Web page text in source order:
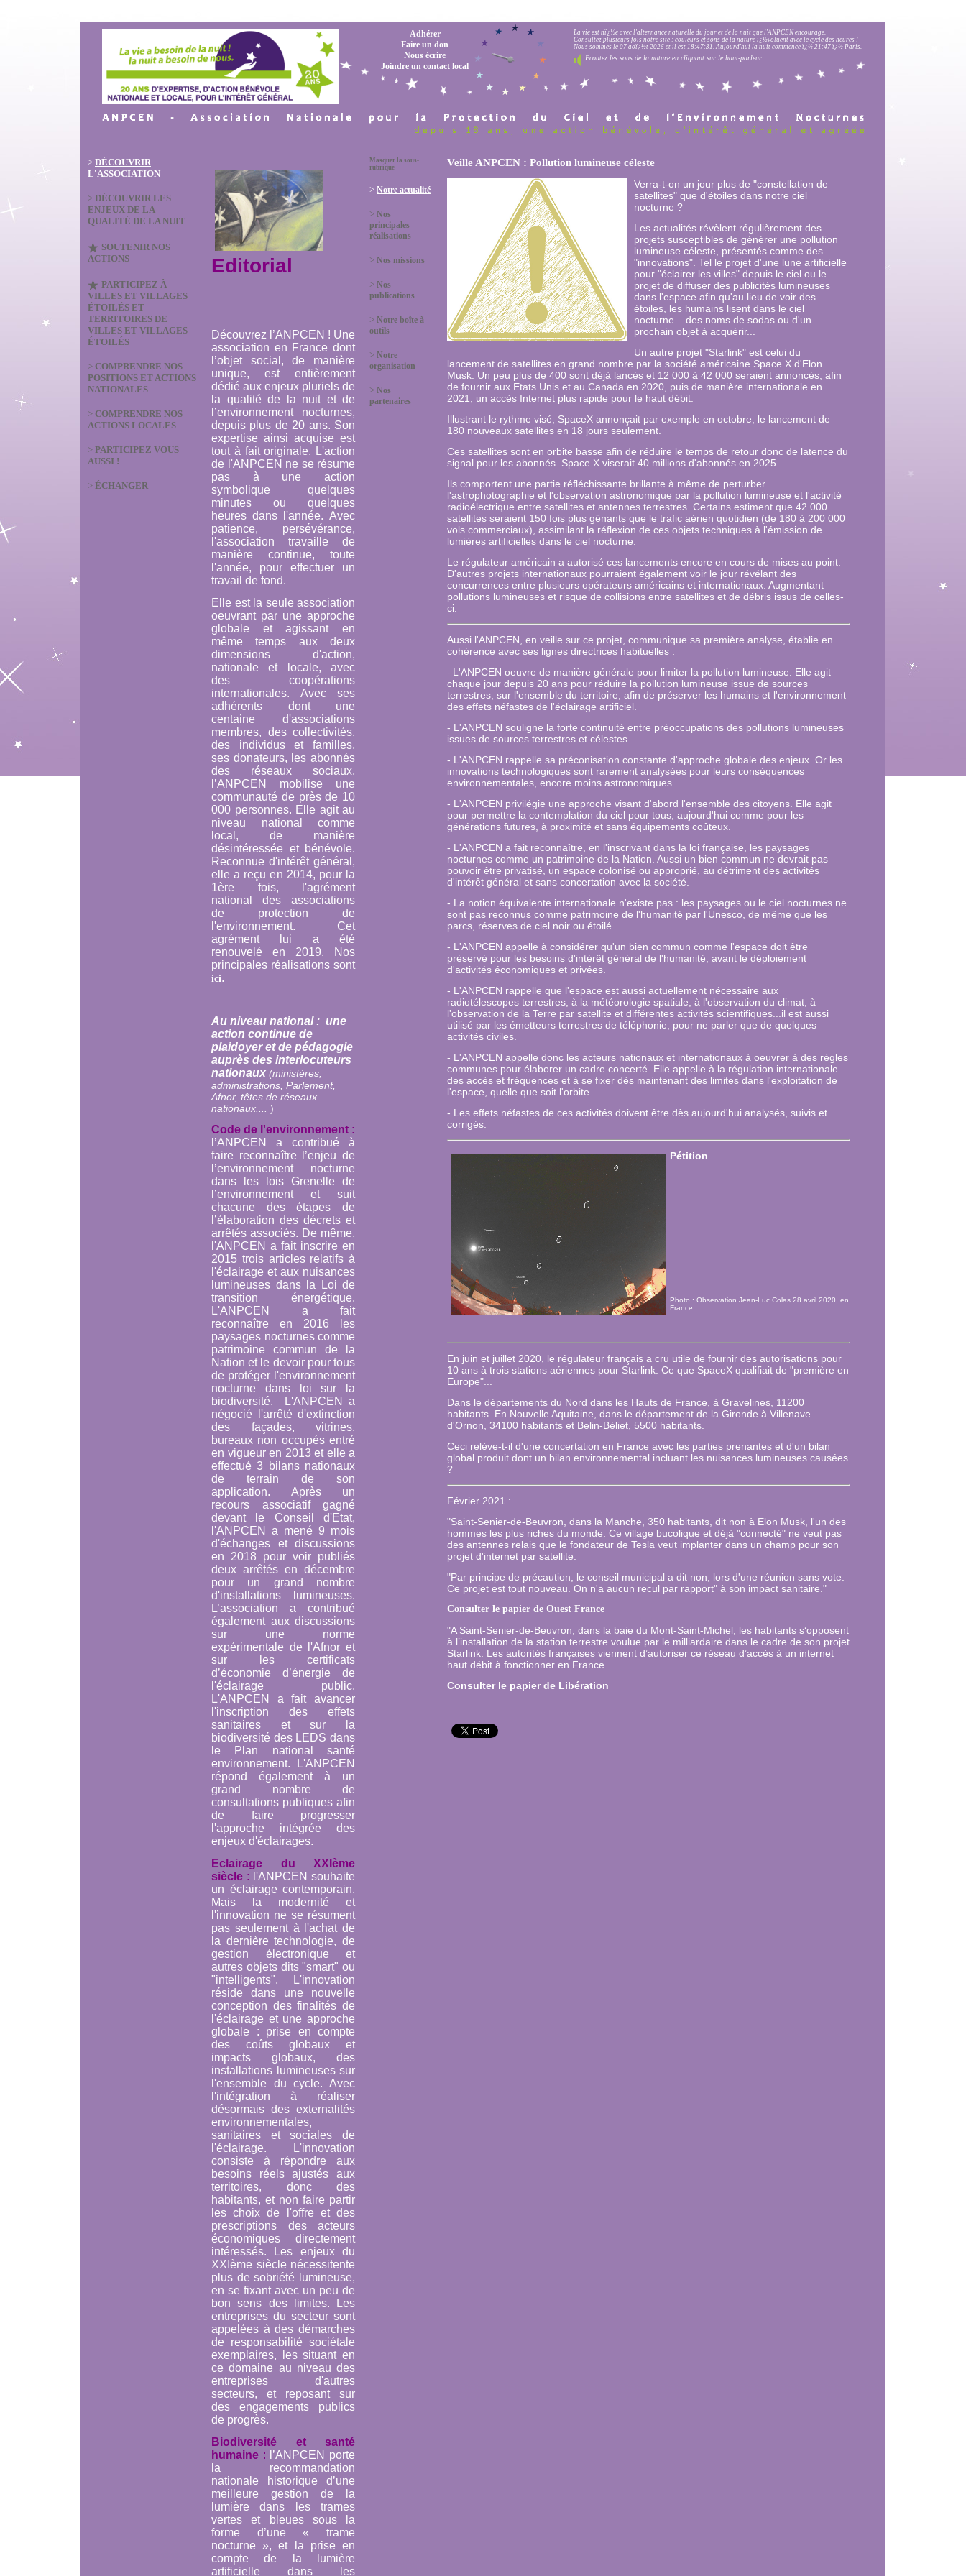
Adhérer
Faire un don
Nous écrire
Joindre un contact local
La vie est nï¿½e avec l'alternance naturelle du jour et de la nuit que l'ANPCEN encourage.
Consultez plusieurs fois notre site : couleurs et sons de la nature ï¿½voluent avec le cycle des heures !
Nous sommes le 07 aoï¿½t 2026 et il est 18:47:32.Aujourd'hui la nuit commence ï¿½ 21:47 ï¿½ Paris.
Ecoutez les sons de la nature en cliquant sur le haut-parleur
> DÉCOUVRIR
L'ASSOCIATION
> DÉCOUVRIR LES
ENJEUX DE LA
QUALITÉ DE LA NUIT
SOUTENIR NOS
ACTIONS
PARTICIPEZ À
VILLES ET VILLAGES
ÉTOILÉS ET
TERRITOIRES DE
VILLES ET VILLAGES
ÉTOILÉS
> COMPRENDRE NOS
POSITIONS ET ACTIONS
NATIONALES
> COMPRENDRE NOS
ACTIONS LOCALES
> PARTICIPEZ VOUS
AUSSI !
> ÉCHANGER
Editorial
Découvrez l’ANPCEN ! Une
association en France dont
l’objet social, de manière
unique, est entièrement
dédié aux enjeux pluriels de
la qualité de la nuit et de
l’environnement nocturnes,
depuis plus de 20 ans. Son
expertise ainsi acquise est
tout à fait originale. L'action
de l'ANPCEN ne se résume
pas à une action
symbolique quelques
minutes ou quelques
heures dans l'année. Avec
patience, persévérance,
l'association travaille de
manière continue, toute
l'année, pour effectuer un
travail de fond.
Elle est la seule association
oeuvrant par une approche
globale et agissant en
même temps aux deux
dimensions d'action,
nationale et locale, avec
des coopérations
internationales. Avec ses
adhérents dont une
centaine d'associations
membres, des collectivités,
des individus et familles,
ses donateurs, les abonnés
des réseaux sociaux,
l’ANPCEN mobilise une
communauté de près de 10
000 personnes. Elle agit au
niveau national comme
local, de manière
désintéressée et bénévole.
Reconnue d'intérêt général,
elle a reçu en 2014, pour la
1ère fois, l'agrément
national des associations
de protection de
l'environnement. Cet
agrément lui a été
renouvelé en 2019. Nos
principales réalisations sont
ici.
Au niveau national : une
action continue de
plaidoyer et de pédagogie
auprès des interlocuteurs
nationaux (ministères,
administrations, Parlement,
Afnor, têtes de réseaux
nationaux....
)
Code de l'environnement :
l’ANPCEN a contribué à
faire reconnaître l’enjeu de
l’environnement nocturne
dans les lois Grenelle de
l’environnement et suit
chacune des étapes de
l’élaboration des décrets et
arrêtés associés. De même,
l'ANPCEN a fait inscrire en
2015 trois articles relatifs à
l'éclairage et aux nuisances
lumineuses dans la Loi de
transition énergétique.
L'ANPCEN a fait
reconnaître en 2016 les
paysages nocturnes comme
patrimoine commun de la
Nation et le devoir pour tous
de protéger l'environnement
nocturne dans loi sur la
biodiversité.
L'ANPCEN a
négocié l'arrêté d'extinction
des façades, vitrines,
bureaux non occupés entré
en vigueur en 2013 et elle a
effectué 3 bilans nationaux
de terrain de son
application. Après un
recours associatif gagné
devant le Conseil d'Etat,
l'ANPCEN a mené 9 mois
d'échanges et discussions
en 2018 pour voir publiés
deux arrêtés en décembre
pour un grand nombre
d'installations lumineuses.
L’association a contribué
également aux discussions
sur une norme
expérimentale de l'Afnor et
sur les certificats
d’économie d’énergie de
l'éclairage public.
L'ANPCEN a fait avancer
l'inscription des effets
sanitaires et sur la
biodiversité des LEDS dans
le Plan national santé
environnement. L'ANPCEN
répond également à un
grand nombre de
consultations publiques afin
de faire progresser
l'approche intégrée des
enjeux d'éclairages.
Eclairage du XXIème
siècle : l'ANPCEN souhaite
un éclairage contemporain.
Mais la modernité et
l'innovation ne se résument
pas seulement à l'achat de
la dernière technologie, de
gestion électronique et
autres objets dits "smart" ou
"intelligents". L'innovation
réside dans une nouvelle
conception des finalités de
l'éclairage et une approche
globale : prise en compte
des coûts globaux et
impacts globaux, des
installations lumineuses sur
l'ensemble du cycle. Avec
l'intégration à réaliser
désormais des externalités
environnementales,
sanitaires et sociales de
l'éclairage. L'innovation
consiste à répondre aux
besoins réels ajustés aux
territoires, donc des
habitants, et non faire partir
les choix de l'offre et des
prescriptions des acteurs
économiques directement
intéressés. Les enjeux du
XXIème siècle nécessitente
plus de sobriété lumineuse,
en se fixant avec un peu de
bon sens des limites. Les
entreprises du secteur sont
appelées à des démarches
de responsabilité sociétale
exemplaires, les situant en
ce domaine au niveau des
entreprises d'autres
secteurs, et reposant sur
des engagements publics
de progrès.
Biodiversité et santé
humaine : l’ANPCEN porte
la recommandation
nationale historique d’une
meilleure gestion de la
lumière dans les trames
vertes et bleues sous la
forme d’une « trame
nocturne », et la prise en
compte de la lumière
artificielle dans les
Masquer la sous-
rubrique
> Notre actualité
> Nos
principales
réalisations
> Nos missions
> Nos
publications
> Notre boîte à
outils
> Notre
organisation
> Nos
partenaires
Veille ANPCEN : Pollution lumineuse céleste
Verra-t-on un jour plus de "constellation de
satellites" que d'étoiles dans notre ciel
nocturne ?
Les actualités révèlent régulièrement des
projets susceptibles de générer une pollution
lumineuse céleste, présentés comme des
"innovations". Tel le projet d'une lune artificielle
pour "éclairer les villes" depuis le ciel ou le
projet de diffuser des publicités lumineuses
dans l'espace afin qu'au lieu de voir des
étoiles, les humains lisent dans le ciel
nocturne... des noms de sodas ou d'un
prochain objet à acquérir...
Un autre projet "Starlink" est celui du
lancement de satellites en grand nombre par la société américaine Space X d'Elon
Musk. Un peu plus de 400 sont déjà lancés et 12 000 à 42 000 seraient annoncés, afin
de fournir aux Etats Unis et au Canada en 2020, puis de manière internationale en
2021, un accès Internet plus rapide pour le haut débit.
Illustrant le rythme visé, SpaceX annonçait par exemple en octobre, le lancement de
180 nouveaux satellites en 18 jours seulement.
Ces satellites sont en orbite basse afin de réduire le temps de retour donc de latence du
signal pour les abonnés. Space X viserait 40 millions d'abonnés en 2025.
Ils comportent une partie réfléchissante brillante à même de perturber
l'astrophotographie et l'observation astronomique par la pollution lumineuse et l'activité
radioélectrique entre satellites et antennes terrestres. Certains estiment que 42 000
satellites seraient 150 fois plus gênants que le trafic aérien quotidien (de 180 à 200 000
vols commerciaux), assimilant la réflexion de ces objets techniques à l'émission de
lumières artificielles dans le ciel nocturne.
Le régulateur américain a autorisé ces lancements encore en cours de mises au point.
D'autres projets internationaux pourraient également voir le jour révélant des
concurrences entre plusieurs opérateurs américains et internationaux. Augmentant
pollutions lumineuses et risque de collisions entre satellites et de débris issus de celles-
ci.
Aussi l'ANPCEN, en veille sur ce projet, communique sa première analyse, établie en
cohérence avec ses lignes directrices habituelles :
- L'ANPCEN oeuvre de manière générale pour limiter la pollution lumineuse. Elle agit
chaque jour depuis 20 ans pour réduire la pollution lumineuse issue de sources
terrestres, sur l'ensemble du territoire, afin de préserver les humains et l'environnement
des effets néfastes de l'éclairage artificiel.
- L'ANPCEN souligne la forte continuité entre préoccupations des pollutions lumineuses
issues de sources terrestres et célestes.
- L'ANPCEN rappelle sa préconisation constante d'approche globale des enjeux. Or les
innovations technologiques sont rarement analysées pour leurs conséquences
environnementales, encore moins astronomiques.
- L'ANPCEN privilégie une approche visant d'abord l'ensemble des citoyens. Elle agit
pour permettre la contemplation du ciel pour tous, aujourd'hui comme pour les
générations futures, à proximité et sans équipements coûteux.
- L'ANPCEN a fait reconnaître, en l'inscrivant dans la loi française, les paysages
nocturnes comme un patrimoine de la Nation. Aussi un bien commun ne devrait pas
pouvoir être privatisé, un espace colonisé ou approprié, au détriment des activités
d'intérêt général et sans concertation avec la société.
- La notion équivalente internationale n'existe pas : les paysages ou le ciel nocturnes ne
sont pas reconnus comme patrimoine de l'humanité par l'Unesco, de même que les
parcs, réserves de ciel noir ou étoilé.
- L'ANPCEN appelle à considérer qu'un bien commun comme l'espace doit être
préservé pour les besoins d'intérêt général de l'humanité, avant le déploiement
d'activités économiques et privées.
- L'ANPCEN rappelle que l'espace est aussi actuellement nécessaire aux
radiotélescopes terrestres, à la météorologie spatiale, à l'observation du climat, à
l'observation de la Terre par satellite et différentes activités scientifiques...il est aussi
utilisé par les émetteurs terrestres de téléphonie,
pour ne parler que de quelques
activités civiles.
- L'ANPCEN appelle donc les acteurs nationaux et internationaux à oeuvrer à des règles
communes pour élaborer un cadre concerté. Elle appelle à la régulation internationale
des accès et fréquences et à se fixer dès maintenant des limites dans l'exploitation de
l'espace, quelle que soit l'orbite.
- Les effets néfastes de ces activités doivent être dès aujourd'hui analysés, suivis et
corrigés.
Pétition
Photo : Observation Jean-Luc Colas 28 avril 2020, en
France
En juin et juillet 2020, le régulateur français a cru utile de fournir des autorisations pour
10 ans à trois stations aériennes pour Starlink. Ce que SpaceX qualifiait de "première en
Europe"...
Dans le départements du Nord dans les Hauts de France, à Gravelines, 11200
habitants. En Nouvelle Aquitaine, dans le département de la Gironde à Villenave
d'Ornon, 34100 habitants et Belin-Béliet, 5500 habitants.
Ceci relève-t-il d'une concertation en France avec les parties prenantes et d'un bilan
global produit dont un bilan environnemental incluant les nuisances lumineuses causées
?
Février 2021 :
"Saint-Senier-de-Beuvron, dans la Manche, 350 habitants, dit non à Elon Musk, l'un des
hommes les plus riches du monde. Ce village bucolique et déjà "connecté" ne veut pas
des antennes relais que le fondateur de Tesla veut implanter dans un champ pour son
projet d'internet par satellite.
"Par principe de précaution, le conseil municipal a dit non, lors d'une réunion sans vote.
Ce projet est tout nouveau. On n'a aucun recul par rapport" à son impact sanitaire."
Consulter le papier de Ouest France
"A Saint-Senier-de-Beuvron, dans la baie du Mont-Saint-Michel, les habitants s‘opposent
à l’installation de la station terrestre voulue par le milliardaire dans le cadre de son projet
Starlink. Les autorités françaises viennent d’autoriser ce réseau d’accès à un internet
haut débit à fonctionner en France.
Consulter le papier de Libération